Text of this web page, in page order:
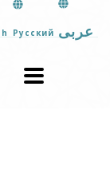
Pусский عربى